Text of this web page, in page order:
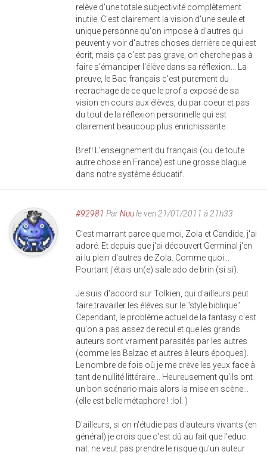
relève d'une totale subjectivité complètement
inutile. C'est clairement la vision d'une seule et
unique personne qu'on impose à d'autres qui
peuvent y voir d'autres choses derrière ce qui est
écrit, mais ça c'est pas grave, on cherche pas à
faire s'émanciper l'élève dans sa réflexion... La
preuve, le Bac français c'est purement du
recrachage de ce que le prof a exposé de sa
vision en cours aux élèves, du par coeur et pas
du tout de la réflexion personnelle qui est
clairement beaucoup plus enrichissante.
Bref! L'enseignement du français (ou de toute
autre chose en France) est une grosse blague
dans notre système éducatif.
#92981 ParNuule ven 21/01/2011 à 21h33
C'est marrant parce que moi, Zola et Candide, j'ai
adoré. Et depuis que j'ai découvert Germinal j'en
ai lu plein d'autres de Zola. Comme quoi...
Pourtant j'étais un(e) sale ado de brin (si si).
Je suis d'accord sur Tolkien, qui d'ailleurs peut
faire travailler les élèves sur le "style biblique".
Cependant, le problème actuel de la fantasy c'est
qu'on a pas assez de recul et que les grands
auteurs sont vraiment parasités par les autres
(comme les Balzac et autres à leurs époques).
Le nombre de fois où je me crève les yeux face à
tant de nullité littéraire... Heureusement qu'ils ont
un bon scénario mais alors la mise en scène...
(elle est belle métaphore ! :lol: )
D'ailleurs, si on n'étudie pas d'auteurs vivants (en
général) je crois que c'est dû au fait que l'educ.
nat. ne veut pas prendre le risque qu'un auteur